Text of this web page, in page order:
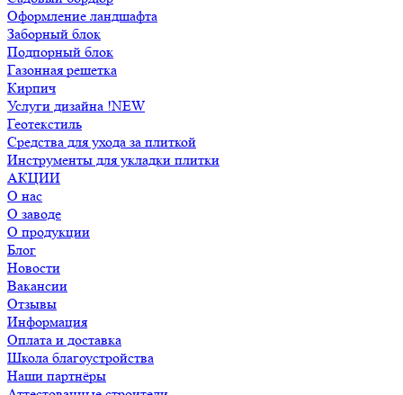
Оформление ландшафта
Заборный блок
Подпорный блок
Газонная решетка
Кирпич
Услуги дизайна !NEW
Геотекстиль
Средства для ухода за плиткой
Инструменты для укладки плитки
АКЦИИ
О нас
О заводе
О продукции
Блог
Новости
Вакансии
Отзывы
Информация
Оплата и доставка
Школа благоустройства
Наши партнёры